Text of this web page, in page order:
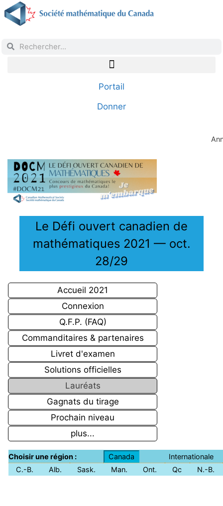
Portail
Donner
Le Défi ouvert canadien de
mathématiques 2021 — oct.
28/29
Accueil 2021
Connexion
Q.F.P. (FAQ)
Commanditaires & partenaires
Livret d'examen
Solutions officielles
Lauréats
Gagnats du tirage
Prochain niveau
plus...
Choisir une région : Canada
Internationale
C.-B.
Alb. Sask. Man. Ont. Qc N.-B.